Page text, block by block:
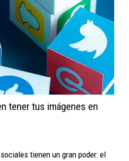
tener tus imágenes en
tienen un gran poder: el